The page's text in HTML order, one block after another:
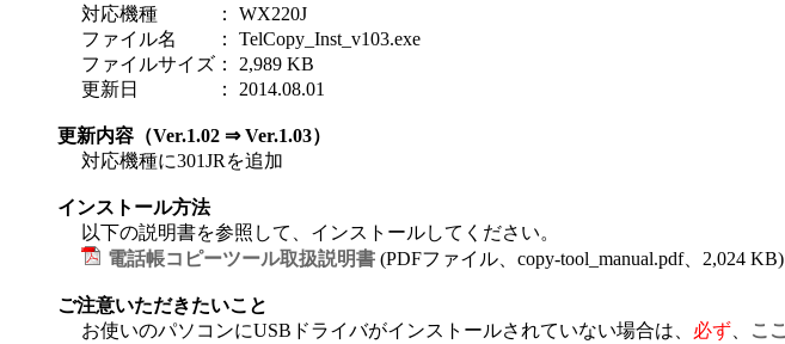
対応機種
： WX220J
ファイル名
： TelCopy_Inst_v103.exe
ファイルサイズ ： 2,989 KB
更新日
： 2014.08.01
更新内容（Ver.1.02 ⇒ Ver.1.03）
対応機種に301JRを追加
インストール方法
以下の説明書を参照して、インストールしてください。
電話帳コピーツール取扱説明書 (PDFファイル、copy-tool_manual.pdf、2,024 KB)
ご注意いただきたいこと
お使いのパソコンにUSBドライバがインストールされていない場合は、 必ず ここ